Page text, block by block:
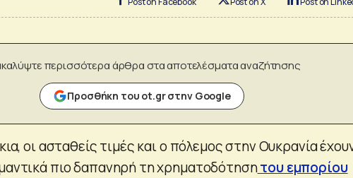
περισσότερα άρθρα στα αποτελέσματα αναζήτησης
Προσθήκη του ot.gr στην Google
οι ασταθείς τιμές και ο πόλεμος στην Ουκρανία
πιο δαπανηρή τη χρηματοδότησητου εμπορίου